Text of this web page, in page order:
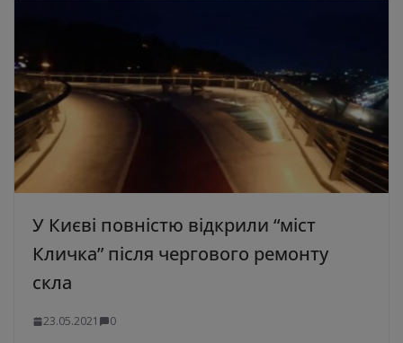
У Києві повністю відкрили “міст
Кличка” після чергового ремонту
скла
23.05.2021 0